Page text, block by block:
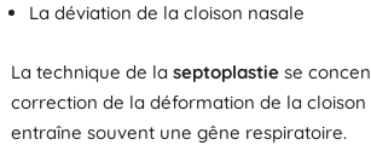
La déviation de la cloison nasale
La technique de la septoplastie se
correction de la déformation de la cloison
entraîne souvent une gêne respiratoire.